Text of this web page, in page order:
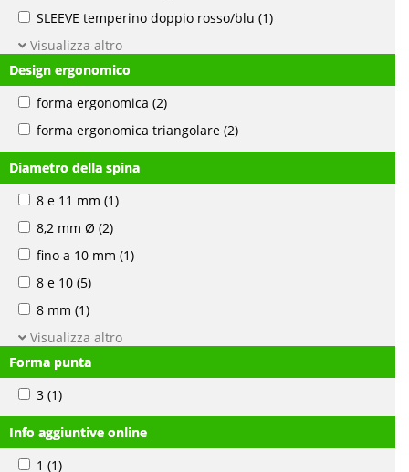
SLEEVE temperino doppio rosso/blu (1)
Visualizza altro
Design ergonomico
forma ergonomica (2)
forma ergonomica triangolare (2)
Diametro della spina
8 e 11 mm (1)
8,2 mm Ø (2)
fino a 10 mm (1)
8 e 10 (5)
8 mm (1)
Visualizza altro
Forma punta
3 (1)
Info aggiuntive online
1 (1)